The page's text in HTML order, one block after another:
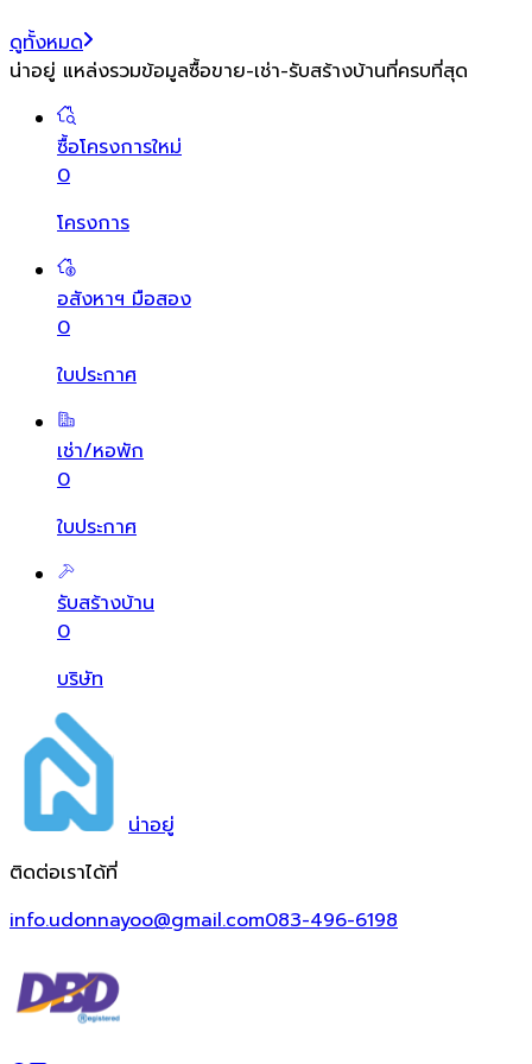
ดูทั้งหมด
น่าอยู่ แหล่งรวมข้อมูลซื้อขาย-เช่า-รับสร้างบ้านที่ครบที่สุด
ซื้อโครงการใหม่
0
โครงการ
อสังหาฯ มือสอง
0
ใบประกาศ
เช่า/หอพัก
0
ใบประกาศ
รับสร้างบ้าน
0
บริษัท
น่าอยู่
ติดต่อเราได้ที่
info.udonnayoo@gmail.com083-496-6198